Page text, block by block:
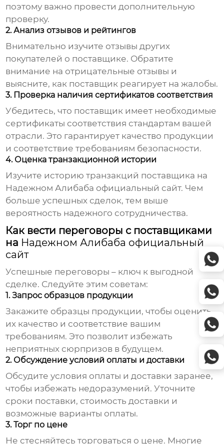
поэтому важно провести дополнительную
проверку.
2. Анализ отзывов и рейтингов
Внимательно изучите отзывы других
покупателей о поставщике. Обратите
внимание на отрицательные отзывы и
выясните, как поставщик реагирует на жалобы.
3. Проверка наличия сертификатов соответствия
Убедитесь, что поставщик имеет необходимые
сертификаты соответствия стандартам вашей
отрасли. Это гарантирует качество продукции
и соответствие требованиям безопасности.
4. Оценка транзакционной истории
Изучите историю транзакций поставщика на
Надежном Алибаба официальный сайт. Чем
больше успешных сделок, тем выше
вероятность надежного сотрудничества.
Как вести переговоры с поставщиками
на Надежном Алибаба официальный
сайт
Успешные переговоры – ключ к выгодной
сделке. Следуйте этим советам:
1. Запрос образцов продукции
Закажите образцы продукции, чтобы оценить
их качество и соответствие вашим
требованиям. Это позволит избежать
неприятных сюрпризов в будущем.
2. Обсуждение условий оплаты и доставки
Обсудите условия оплаты и доставки заранее,
чтобы избежать недоразумений. Уточните
сроки поставки, стоимость доставки и
возможные варианты оплаты.
3. Торг по цене
Не стесняйтесь торговаться о цене. Многие